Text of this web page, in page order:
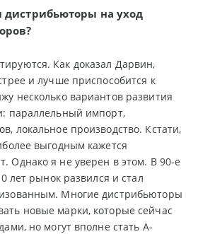
дистрибьюторы на уход
Как доказал Дарвин,
и лучше приспособится к
несколько вариантов развития
параллельный импорт,
локальное производство. Кстати,
выгодным кажется
Однако я не уверен в этом. В 90-е
лет рынок развился и стал
Многие дистрибьюторы
новые марки, которые сейчас
но могут вполне стать А-